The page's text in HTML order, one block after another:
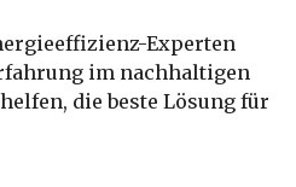
Experten
im nachhaltigen
die beste Lösung für